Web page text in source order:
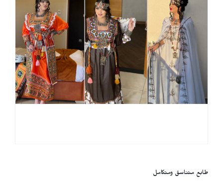
طابع متناسق ومتكامل